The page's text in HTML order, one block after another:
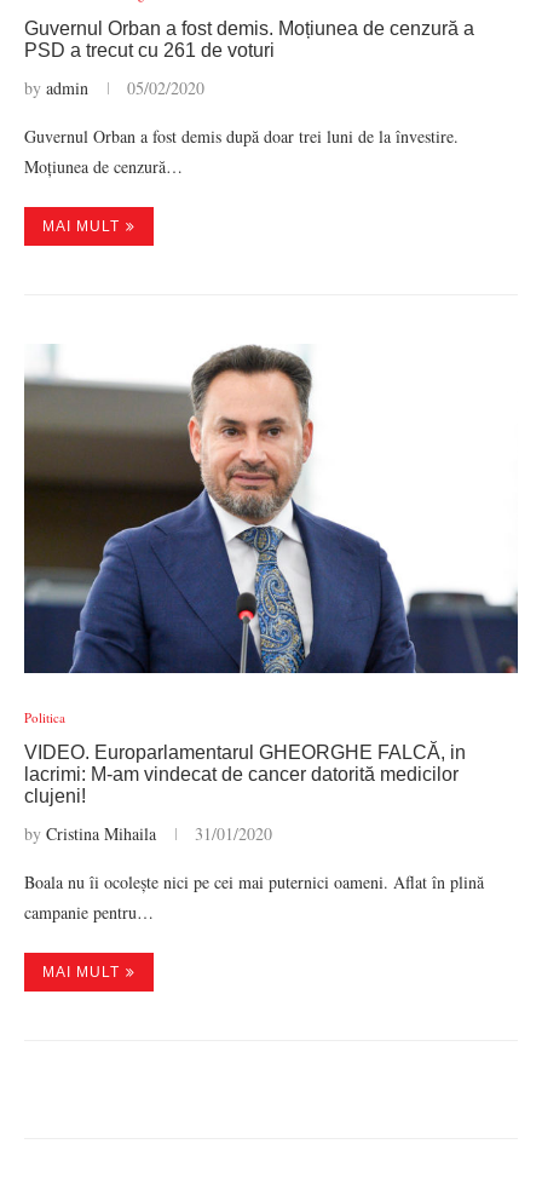
Guvernul Orban a fost demis. Moțiunea de cenzură a
PSD a trecut cu 261 de voturi
by admin 05/02/2020
Guvernul Orban a fost demis după doar trei luni de la învestire.
Moțiunea de cenzură…
MAI MULT
Politica
VIDEO. Europarlamentarul GHEORGHE FALCĂ, in
lacrimi: M-am vindecat de cancer datorită medicilor
clujeni!
by Cristina Mihaila 31/01/2020
Boala nu îi ocolește nici pe cei mai puternici oameni. Aflat în plină
campanie pentru…
MAI MULT